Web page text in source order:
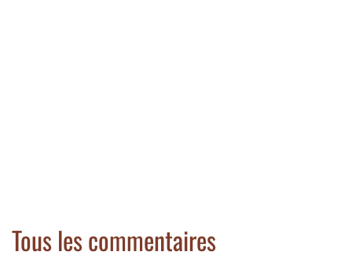
Tous les commentaires